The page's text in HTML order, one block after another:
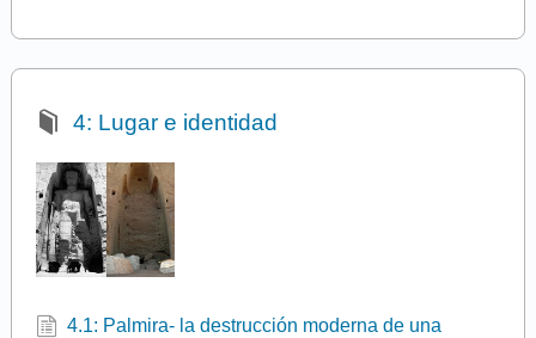
4: Lugar e identidad
4.1: Palmira- la destrucción moderna de una